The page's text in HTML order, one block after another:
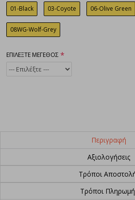
01-Black
03-Coyote 06-Olive Green
08WG-Wolf-Grey
ΕΠΙΛΕΞΤΕ ΜΕΓΕΘΟΣ
Περιγραφή
Αξιολογήσεις
Τρόποι
Τρόποι